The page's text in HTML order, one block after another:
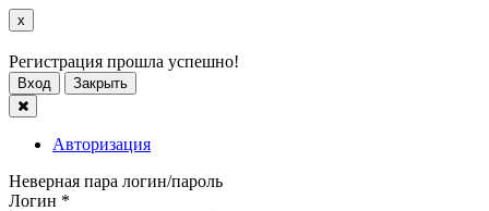
x
Регистрация прошла успешно!
Вход Закрыть
Авторизация
Неверная пара логин/пароль
Логин *